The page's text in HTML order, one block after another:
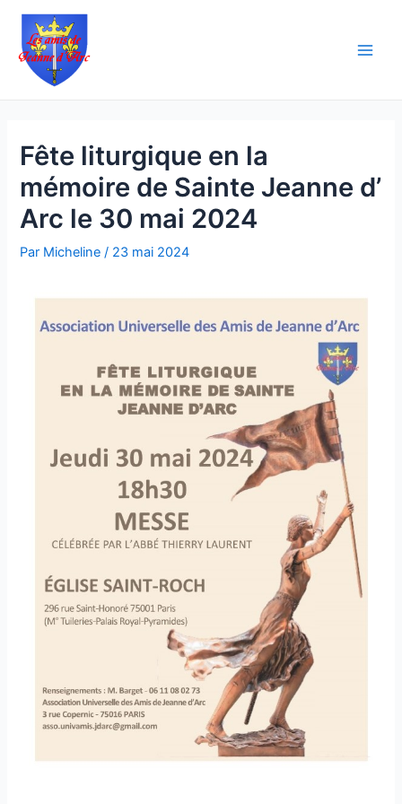
Aller
contenu
Fête liturgique en la
mémoire de Sainte Jeanne d’
Arc le 30 mai 2024
Par Micheline/ 23 mai 2024
Navigation
articles